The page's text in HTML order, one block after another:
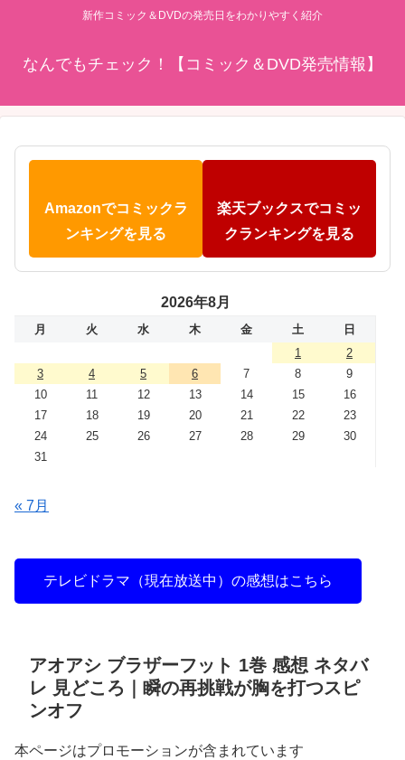
新作コミック＆DVDの発売日をわかりやすく紹介
なんでもチェック！【コミック＆DVD発売情報】
Amazonでコミックラ
ンキングを見る
楽天ブックスでコミッ
クランキングを見る
2026年8月
月 火 水 木 金 土
日
1
2
3
4 5 6 7 8
9
10
11 12 13 14 15
16
17
18 19 20 21 22
23
24
25 26 27 28 29
30
31
« 7月
テレビドラマ（現在放送中）の感想はこちら
アオアシ ブラザーフット 1巻 感想 ネタバ
レ 見どころ｜瞬の再挑戦が胸を打つスピ
ンオフ
本ページはプロモーションが含まれています